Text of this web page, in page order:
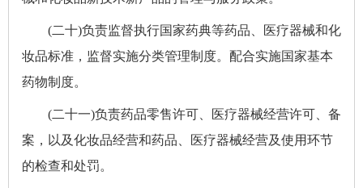
(二十)负责监督执行国家药典等药品、医疗器械和化
妆品标准，监督实施分类管理制度。配合实施国家基本
药物制度。
(二十一)负责药品零售许可、医疗器械经营许可、备
案，以及化妆品经营和药品、医疗器械经营及使用环节
的检查和处罚。